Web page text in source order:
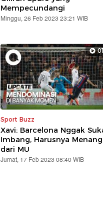
Mempecundangi
Minggu, 26 Feb 2023 23:21 WIB
Sport Buzz
Xavi: Barcelona Nggak
Imbang, Harusnya Menang
dari MU
Jumat, 17 Feb 2023 08:40 WIB